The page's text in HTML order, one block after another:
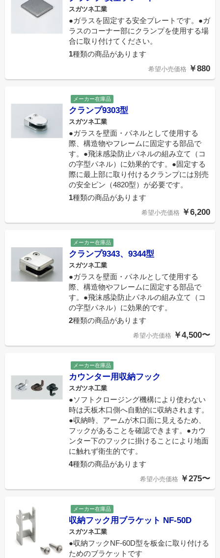
スガツネ工業
●ガラスを固定する安全プレートです。●ガ
ラスのコーナー部にクランプを使用する場
合に取り付けてください。
1種類の商品があります
希望小売価格 ￥880
メーカー在庫品
クランプ9303型
スガツネ工業
●ガラスを壁面・パネルとして使用する
際、構造物やフレームに固定する部品で
す。●飛沫感染防止パネルの組み立て（コ
の字型パネル）に効果的です。●固定する
際に最上部に取り付けるクランプには別売
の安全ピン（4820型）が必要です。
1種類の商品があります
希望小売価格 ￥6,200
メーカー在庫品
クランプ9343、9344型
スガツネ工業
●ガラスを壁面・パネルとして使用する
際、構造物やフレームに固定する部品で
す。●飛沫感染防止パネルの組み立て（コ
の字型パネル）に効果的です。
2種類の商品があります
希望小売価格 ￥4,500〜
メーカー在庫品
カウンター用収納フック
スガツネ工業
●ソフトクロージング機構により使わない
時は天板木口側へ自動的に収納されます。
●収納時、アームが木口面に見えるため、
フックがあることを確認できます。●カウ
ンター下のフックに掛けることにより地面
に触れず衛生的です。
4種類の商品があります
希望小売価格 ￥275〜
メーカー在庫品
収納フック用ブラケット NF-50D
スガツネ工業
●収納フックNF-60D型を板金に取り付ける
ためのブラケットです